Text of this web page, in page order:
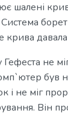
шалені
крива
не
був
і не міг
Він